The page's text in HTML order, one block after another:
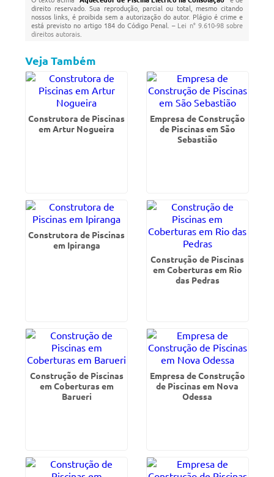
direito reservado. Sua reprodução, parcial ou total, mesmo citando
nossos links, é proibida sem a autorização do autor. Plágio é crime e
está previsto no artigo 184 do Código Penal. – Lei n° 9.610-98 sobre
direitos autorais
Veja Também
Construtora de Piscinas
em Artur Nogueira
Empresa de Construção
de Piscinas em São
Sebastião
Construtora de Piscinas
em Ipiranga
Construção de Piscinas
em Coberturas em Rio
das Pedras
Construção de Piscinas
em Coberturas em
Barueri
Empresa de Construção
de Piscinas em Nova
Odessa